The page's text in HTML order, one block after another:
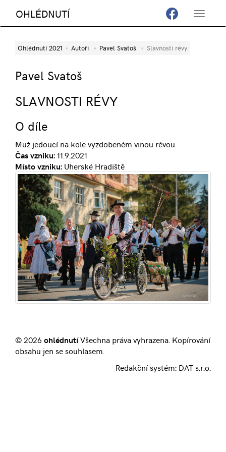
Toggle
OHLÉDNUTÍ
Ohlédnutí 2021 Autoři Pavel Svatoš Slavnosti révy
Pavel Svatoš
SLAVNOSTI RÉVY
O díle
Muž jedoucí na kole vyzdobeném vinou révou.
Čas vzniku:11.9.2021
Místo vzniku: Uherské Hradiště
© 2026ohlédnutíVšechna práva vyhrazena. Kopírování
obsahu jen se souhlasem.
Redakční systém: DAT s.r.o.